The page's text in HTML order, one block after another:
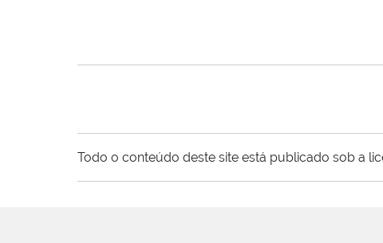
Todo o conteúdo deste site está publicado sob a